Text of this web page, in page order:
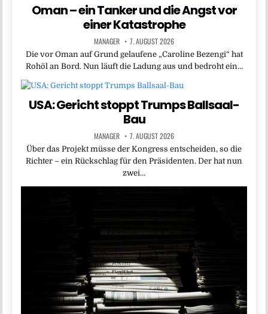
Oman – ein Tanker und die Angst vor
einer Katastrophe
MANAGER 7. AUGUST 2026
Die vor Oman auf Grund gelaufene „Caroline Bezengi“ hat
Rohöl an Bord. Nun läuft die Ladung aus und bedroht ein…
USA: Gericht stoppt Trumps Ballsaal-
Bau
MANAGER 7. AUGUST 2026
Über das Projekt müsse der Kongress entscheiden, so die
Richter – ein Rückschlag für den Präsidenten. Der hat nun
zwei…